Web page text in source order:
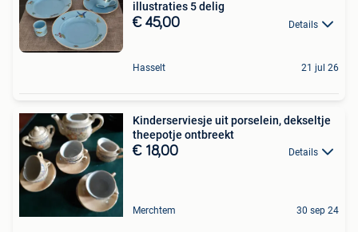
illustraties 5 delig
€ 45,00 Details
Hasselt 21 jul 26
Kinderserviesje uit porselein, dekseltje
theepotje ontbreekt
€ 18,00 Details
Merchtem 30 sep 24